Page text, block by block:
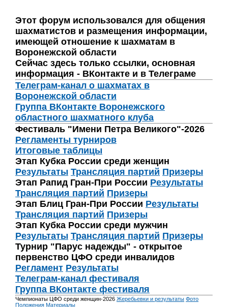
Этот форум использовался для общения
шахматистов и размещения информации,
имеющей отношение к шахматам в
Воронежской области
Сейчас здесь только ссылки, основная
информация - ВКонтакте и в Телеграме
Телеграм-канал о шахматах в
Воронежской области
Группа ВКонтакте Воронежского
областного шахматного клуба
Фестиваль "Имени Петра Великого"-2026
Регламенты турниров
Итоговые таблицы
Этап Кубка России среди женщин
Результаты Трансляция партий Призеры
Этап Рапид Гран-При России Результаты
Трансляция партий Призеры
Этап Блиц Гран-При России Результаты
Трансляция партий Призеры
Этап Кубка России среди мужчин
Результаты Трансляция партий Призеры
Турнир "Парус надежды" - открытое
первенство ЦФО среди инвалидов
Регламент Результаты
Телеграм-канал фестиваля
Группа ВКонтакте фестиваля
Чемпионаты ЦФО среди женщин-2026 Жеребьевки и результаты Фото
Положения Материалы